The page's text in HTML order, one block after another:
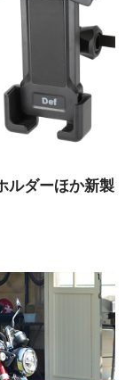
ルダーほか新製